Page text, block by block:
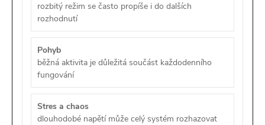
rozbitý režim se často propíše i do dalších
rozhodnutí
Pohyb
běžná aktivita je důležitá součást každodenního
fungování
Stres a chaos
dlouhodobé napětí může celý systém rozhazovat